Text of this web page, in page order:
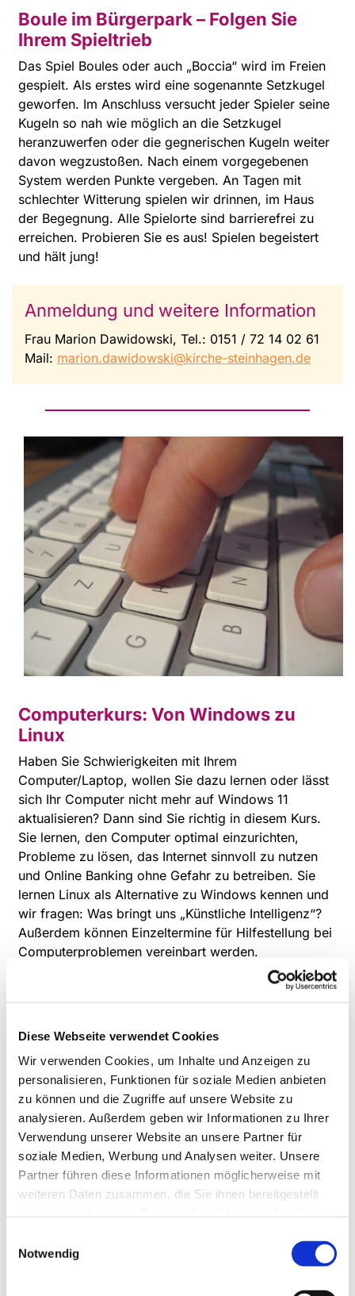
Diese Webseite verwendet Cookies
Wir verwenden Cookies, um Inhalte und Anzeigen zu
personalisieren, Funktionen für soziale Medien anbieten
zu können und die Zugriffe auf unsere Website zu
analysieren. Außerdem geben wir Informationen zu Ihrer
Verwendung unserer Website an unsere Partner für
soziale Medien, Werbung und Analysen weiter. Unsere
Partner führen diese Informationen möglicherweise mit
weiteren Daten zusammen, die Sie ihnen bereitgestellt
Notwendig
Boule im Bürgerpark – Folgen Sie
Ihrem Spieltrieb
Das Spiel Boules oder auch „Boccia“ wird im Freien
gespielt. Als erstes wird eine sogenannte Setzkugel
geworfen. Im Anschluss versucht jeder Spieler seine
Kugeln so nah wie möglich an die Setzkugel
heranzuwerfen oder die gegnerischen Kugeln weiter
davon wegzustoßen. Nach einem vorgegebenen
System werden Punkte vergeben. An Tagen mit
schlechter Witterung spielen wir drinnen, im Haus
der Begegnung. Alle Spielorte sind barrierefrei zu
erreichen. Probieren Sie es aus! Spielen begeistert
und hält jung!
Anmeldung und weitere Information
Frau Marion Dawidowski, Tel.: 0151 / 72 14 02 61
Mail: marion.dawidowski@kirche-steinhagen.de
Computerkurs: Von Windows zu
Linux
Haben Sie Schwierigkeiten mit Ihrem
Computer/Laptop, wollen Sie dazu lernen oder lässt
sich Ihr Computer nicht mehr auf Windows 11
aktualisieren? Dann sind Sie richtig in diesem Kurs.
Sie lernen, den Computer optimal einzurichten,
Probleme zu lösen, das Internet sinnvoll zu nutzen
und Online Banking ohne Gefahr zu betreiben. Sie
lernen Linux als Alternative zu Windows kennen und
wir fragen: Was bringt uns „Künstliche Intelligenz“?
Außerdem können Einzeltermine für Hilfestellung bei
Computerproblemen vereinbart werden.
jeden 1.+3. Donnerstag von 10:00 bis 11:30 Uhr ab
Anmeldung und weitere Information
Herrn K. H. Ehlers, Tel.: 88 76 87